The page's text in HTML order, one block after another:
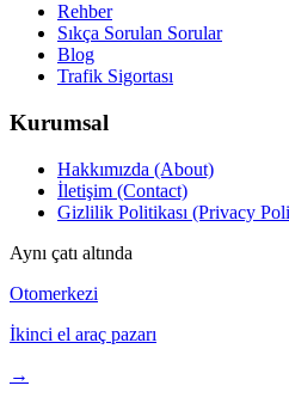
Rehber
Sıkça Sorulan Sorular
Blog
Trafik Sigortası
Kurumsal
Hakkımızda (About)
İletişim (Contact)
Gizlilik Politikası (Privacy
Aynı çatı altında
Otomerkezi
İkinci el araç pazarı
→